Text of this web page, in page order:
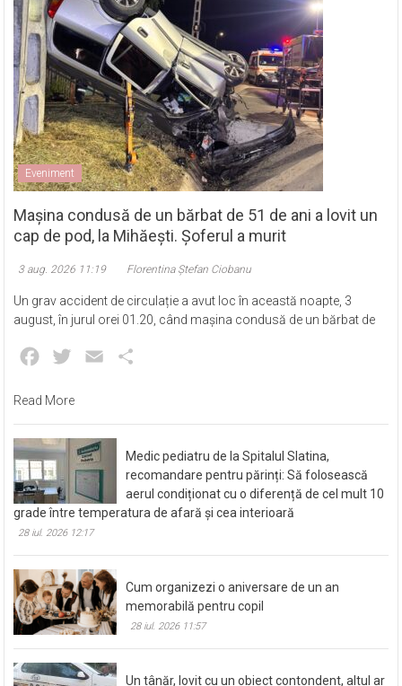
Eveniment
Mașina condusă de un bărbat de 51 de ani a lovit un
cap de pod, la Mihăești. Șoferul a murit
3 aug. 2026 11:19 Florentina Ștefan Ciobanu
Un grav accident de circulație a avut loc în această noapte, 3
august, în jurul orei 01.20, când mașina condusă de un bărbat de
Facebook
Twitter Email
Read More
Medic pediatru de la Spitalul Slatina,
recomandare pentru părinți: Să folosească
aerul condiționat cu o diferență de cel mult 10
grade între temperatura de afară și cea interioară
28 iul. 2026 12:17
Cum organizezi o aniversare de un an
memorabilă pentru copil
28 iul. 2026 11:57
Un tânăr, lovit cu un obiect contondent, altul ar